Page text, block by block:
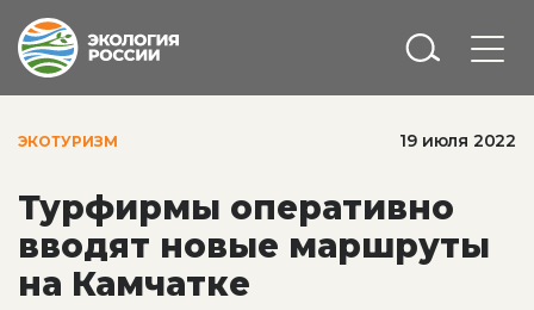
ЭКОТУРИЗМ 19 июля 2022
Турфирмы оперативно
вводят новые маршруты
на Камчатке